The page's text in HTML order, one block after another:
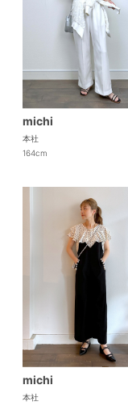
michi
本社
164cm
michi
本社